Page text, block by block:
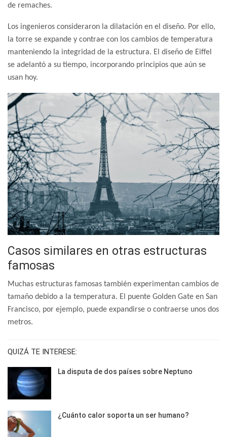
de remaches.
Los ingenieros consideraron la dilatación en el diseño. Por ello,
la torre se expande y contrae con los cambios de temperatura
manteniendo la integridad de la estructura. El diseño de Eiffel
se adelantó a su tiempo, incorporando principios que aún se
usan hoy.
Casos similares en otras estructuras
famosas
Muchas estructuras famosas también experimentan cambios de
tamaño debido a la temperatura. El puente Golden Gate en San
Francisco, por ejemplo, puede expandirse o contraerse unos dos
metros.
QUIZÁ TE INTERESE:
La disputa de dos países sobre Neptuno
¿Cuánto calor soporta un ser humano?